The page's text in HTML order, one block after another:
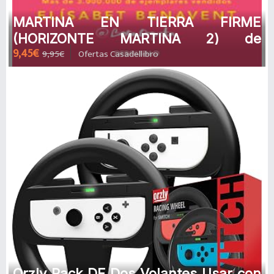
MARTINA EN TIERRA FIRME
(HORIZONTE MARTINA 2) de
ELISABET BENAVENT
9,45€ 9,95€ Ofertas Casadellibro